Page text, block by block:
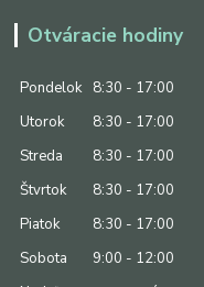
Otváracie hodiny
Pondelok
8:30 - 17:00
Utorok
8:30 - 17:00
Streda
8:30 - 17:00
Štvrtok
8:30 - 17:00
Piatok
8:30 - 17:00
Sobota
9:00 - 12:00